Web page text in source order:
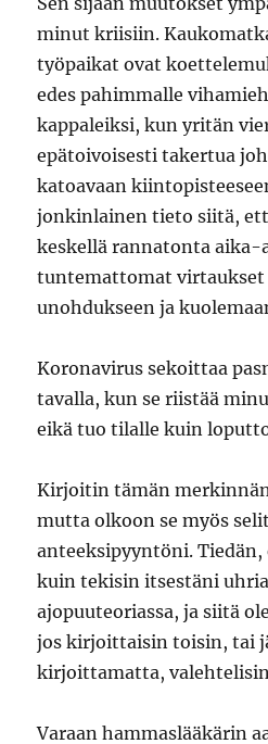
minut kriisiin.
työpaikat ovat
edes pahimmalle
kappaleiksi, kun yritän
epätoivoisesti takertua
katoavaan
jonkinlainen tieto siitä,
keskellä rannatonta aika-
tuntemattomat
unohdukseen ja
Koronavirus sekoittaa
tavalla, kun se riistää
eikä tuo tilalle kuin
Kirjoitin tämän
mutta olkoon se myös
anteeksipyyntöni.
kuin tekisin itsestäni
ajopuuteoriassa, ja siitä
jos kirjoittaisin toisin, tai
kirjoittamatta,
Varaan hammaslääkärin